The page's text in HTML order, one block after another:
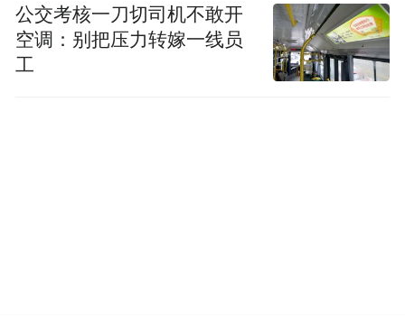
公交考核一刀切司机不敢开
空调：别把压力转嫁一线员
工